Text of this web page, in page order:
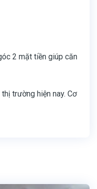
2 mặt tiền giúp căn
trường hiện nay. Cơ